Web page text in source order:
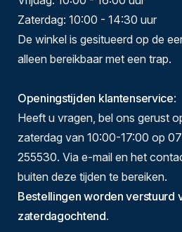
Zaterdag: 10:00 - 14:30 uur
De winkel is gesitueerd op de
alleen bereikbaar met een trap.
Openingstijden klantenservice:
Heeft u vragen, bel ons gerust
zaterdag van 10:00-17:00 op
255530. Via e-mail en het
buiten deze tijden te bereiken.
Bestellingen worden verstuurd
zaterdagochtend.